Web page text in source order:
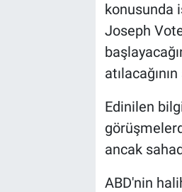
konusunda
Joseph
Edinilen
ancak
ABD'nin